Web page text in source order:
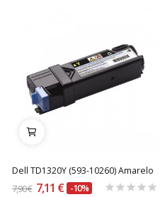
Dell TD1320Y (593-10260) Amarelo
7,90 € 7,11 € -10%